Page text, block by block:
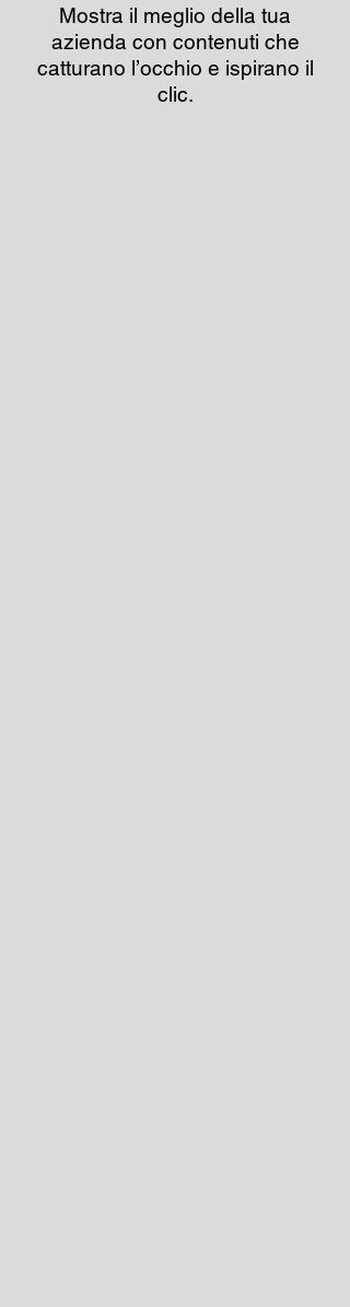
Mostra il meglio della tua
azienda con contenuti che
catturano l’occhio e ispirano il
clic.